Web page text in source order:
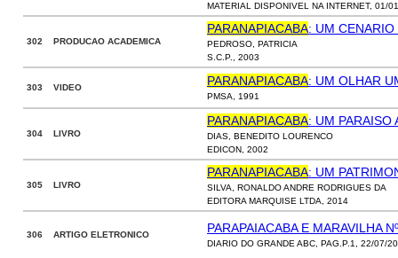
MATERIAL DISPONIVEL NA INTERNET, 01/
302 PRODUCAO ACADEMICA
PARANAPIACABA: UM
PEDROSO, PATRICIA
S.C.P., 2003
303 VIDEO PARANAPIACABA: UM OLHAR
PMSA, 1991
304 LIVRO
PARANAPIACABA: UM PARAISO
DIAS, BENEDITO LOURENCO
EDICON, 2002
305 LIVRO
PARANAPIACABA: UM
SILVA, RONALDO ANDRE RODRIGUES DA
EDITORA MARQUISE LTDA, 2014
306 ARTIGO ELETRONICO PARAPAIACABA E MARAVILHA
DIARIO DO GRANDE ABC, PAG.P.1, 22/07/